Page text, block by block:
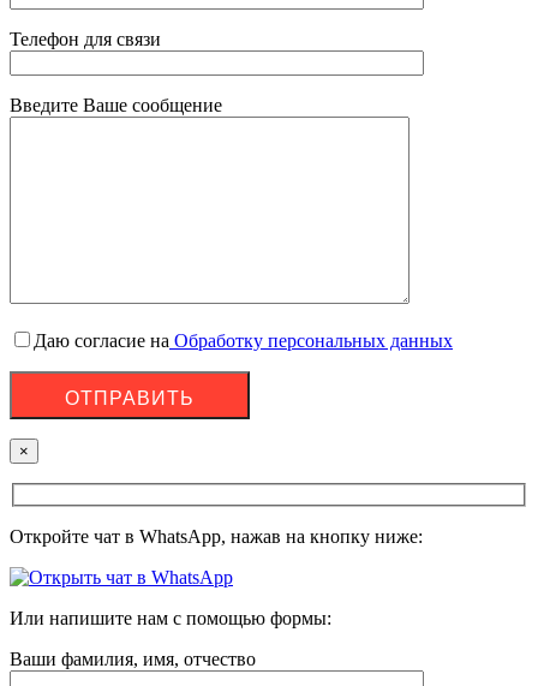
Телефон для связи
Введите Ваше сообщение
Даю согласие на Обработку персональных данных
×
Откройте чат в WhatsApp, нажав на кнопку ниже:
Или напишите нам с помощью формы:
Ваши фамилия, имя, отчество